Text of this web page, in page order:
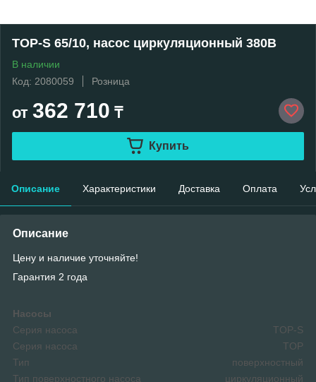
TOP-S 65/10, насос циркуляционный 380В
В наличии
Код: 2080059
Розница
от 362 710 ₸
Купить
Описание Характеристики Доставка Оплата
Описание
Цену и наличие уточняйте!
Гарантия 2 года
Насосы
Серия насоса
TOP-S
Серия насоса
TOP
Тип
поверхностный
Тип поверхностного насоса
циркуляционный